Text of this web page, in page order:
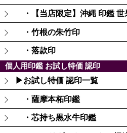
・【当店限定】沖縄 印鑑 世
・竹根の朱竹印
・落款印
個人用印鑑 お試し特価 認印
▶お試し特価 認印一覧
・薩摩本柘印鑑
・芯持ち黒水牛印鑑